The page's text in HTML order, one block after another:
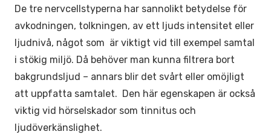
De tre nervcellstyperna har sannolikt betydelse för
avkodningen, tolkningen, av ett ljuds intensitet eller
ljudnivå, något som är viktigt vid till exempel samtal
i stökig miljö. Då behöver man kunna filtrera bort
bakgrundsljud – annars blir det svårt eller omöjligt
att uppfatta samtalet. Den här egenskapen är också
viktig vid hörselskador som tinnitus och
ljudöverkänslighet.